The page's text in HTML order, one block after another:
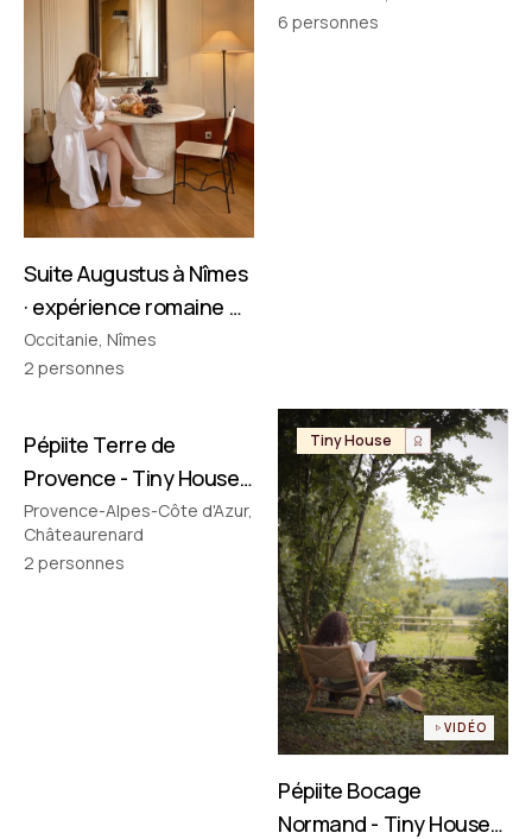
Suite Augustus à Nîmes
· expérience romaine &
cinéma privé
Occitanie, Nîmes
2 personnes
6 personnes
Tiny House
Pépiite Terre de
Provence - Tiny House
avec Jacuzzi en
Provence
Provence-Alpes-Côte d'Azur,
Châteaurenard
2 personnes
Tiny House
VIDÉO
Pépiite Bocage
Normand - Tiny House